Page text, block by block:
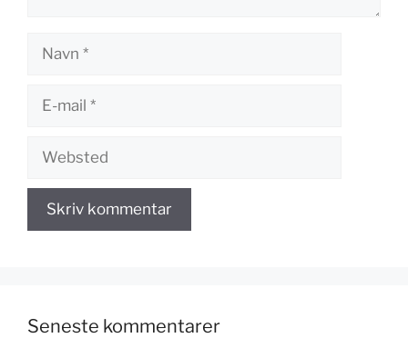
mail
Seneste kommentarer